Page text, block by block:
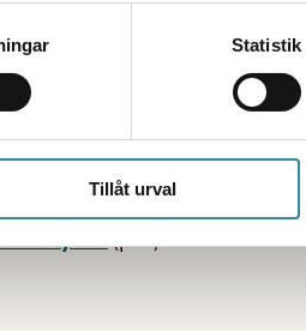
Statistik
Tillåt urval
stödinsatser till barn från
och ser där att det
på Socialstyrelsens
Vi vill även lyfta vikten av
kring förslagets effekt